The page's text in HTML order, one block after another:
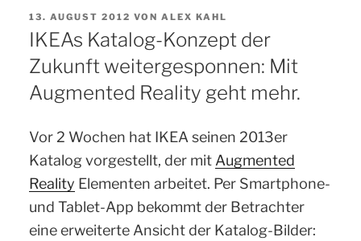
VERÖFFENTLICHT
AM
13. AUGUST 2012 VON ALEX KAHL
IKEAs Katalog-Konzept der
Zukunft weitergesponnen: Mit
Augmented Reality geht mehr.
Vor 2 Wochen hat IKEA seinen 2013er
Katalog vorgestellt, der mit Augmented
Reality Elementen arbeitet. Per Smartphone-
und Tablet-App bekommt der Betrachter
eine erweiterte Ansicht der Katalog-Bilder: